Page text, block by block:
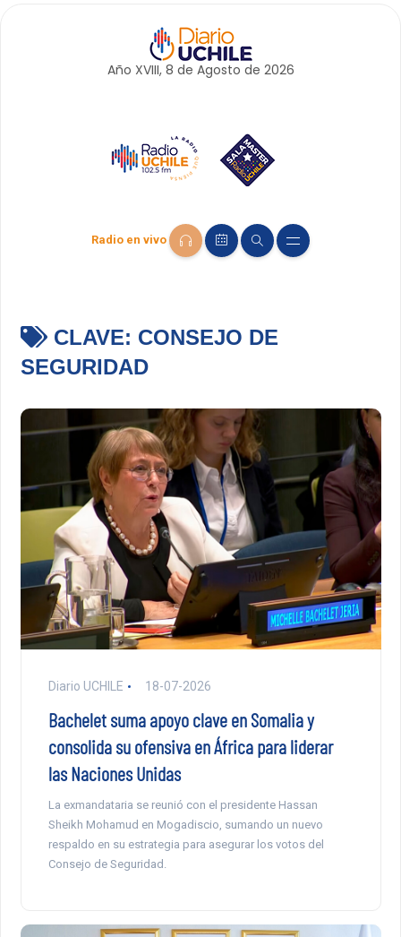
Año XVIII, 8 de Agosto de 2026
Radio en vivo
CLAVE: CONSEJO DE
SEGURIDAD
Diario UCHILE 18-07-2026
Bachelet suma apoyo clave en Somalia y
consolida su ofensiva en África para liderar
las Naciones Unidas
La exmandataria se reunió con el presidente Hassan
Sheikh Mohamud en Mogadiscio, sumando un nuevo
respaldo en su estrategia para asegurar los votos del
Consejo de Seguridad.